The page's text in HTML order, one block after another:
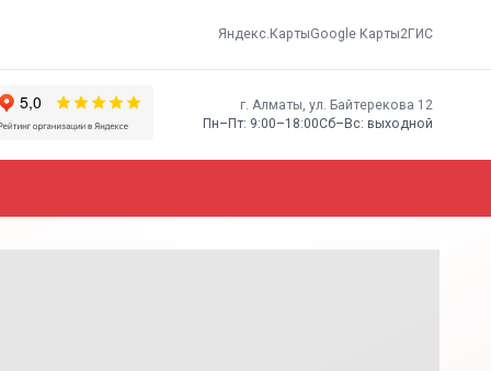
Яндекс.КартыGoogle Карты2ГИС
г. Алматы, ​ул. Байтерекова 12
Пн–Пт: 9:00–18:00Сб–Вс: выходной